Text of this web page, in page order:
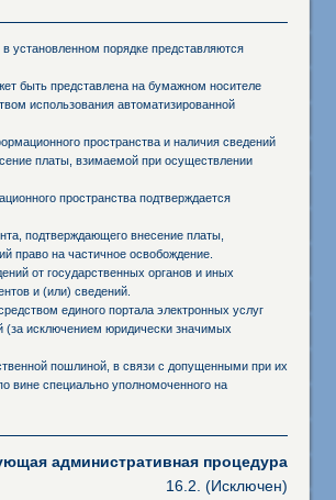
установленном порядке представляются
быть представлена на бумажном носителе
использования автоматизированной
пространства и наличия сведений
платы, взимаемой при осуществлении
пространства подтверждается
подтверждающего внесение платы,
право на частичное освобождение.
от государственных органов и иных
и (или) сведений.
единого портала электронных услуг
(за исключением юридически значимых
пошлиной, в связи с допущенными при их
вине специально уполномоченного на
административная процедура
16.2. (Исключен)